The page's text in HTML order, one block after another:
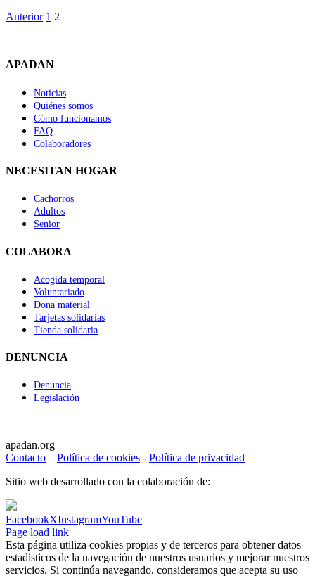
Anterior 1 2
APADAN
Noticias
Quiénes somos
Cómo funcionamos
FAQ
Colaboradores
NECESITAN HOGAR
Cachorros
Adultos
Senior
COLABORA
Acogida temporal
Voluntariado
Dona material
Tarjetas solidarias
Tienda solidaria
DENUNCIA
Denuncia
Legislación
apadan.org
Contacto – Política de cookies - Política de privacidad
Sitio web desarrollado con la colaboración de:
FacebookXInstagramYouTube
Page load link
Esta página utiliza cookies propias y de terceros para obtener datos
estadísticos de la navegación de nuestros usuarios y mejorar nuestros
servicios. Si continúa navegando, consideramos que acepta su uso